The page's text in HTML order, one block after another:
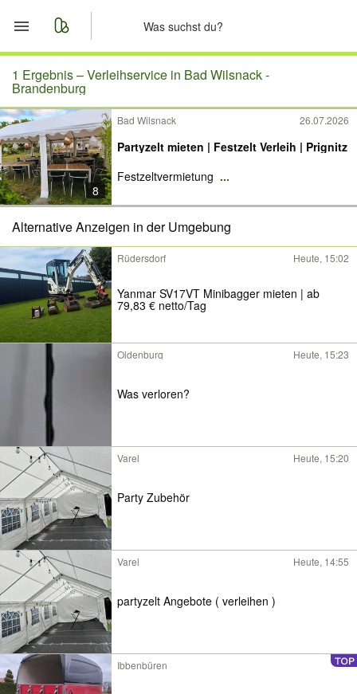
Start
Merkliste
Nachrichten
Anzeige aufgeben
1 Ergebnis –Verleihservice in Bad Wilsnack -
Brandenburg
8
Bad Wilsnack 26.07.2026
Partyzelt mieten | Festzelt Verleih | Prignitz
Festzeltvermietung ...
Alternative Anzeigen in der Umgebung
Rüdersdorf Heute, 15:02
Yanmar SV17VT Minibagger mieten | ab
79,83 € netto/Tag
Oldenburg Heute, 15:23
Was verloren?
Varel Heute, 15:20
Party Zubehör
Varel Heute, 14:55
partyzelt Angebote ( verleihen )
Ibbenbüren